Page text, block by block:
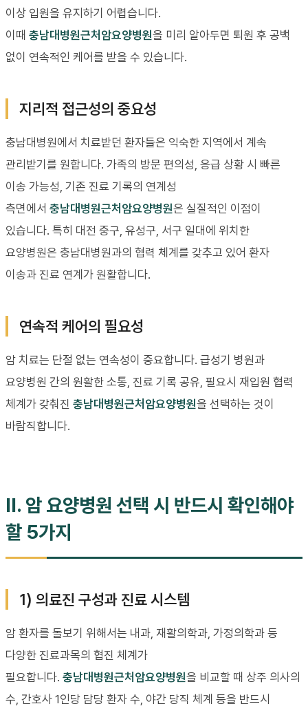
이상 입원을 유지하기 어렵습니다.
이때 충남대병원근처암요양병원을 미리 알아두면 퇴원 후 공백
없이 연속적인 케어를 받을 수 있습니다.
지리적 접근성의 중요성
충남대병원에서 치료받던 환자들은 익숙한 지역에서 계속
관리받기를 원합니다. 가족의 방문 편의성, 응급 상황 시 빠른
이송 가능성, 기존 진료 기록의 연계성
측면에서 충남대병원근처암요양병원은 실질적인 이점이
있습니다. 특히 대전 중구, 유성구, 서구 일대에 위치한
요양병원은 충남대병원과의 협력 체계를 갖추고 있어 환자
이송과 진료 연계가 원활합니다.
연속적 케어의 필요성
암 치료는 단절 없는 연속성이 중요합니다. 급성기 병원과
요양병원 간의 원활한 소통, 진료 기록 공유, 필요시 재입원 협력
체계가 갖춰진 충남대병원근처암요양병원을 선택하는 것이
바람직합니다.
II. 암 요양병원 선택 시 반드시 확인해야
할 5가지
1) 의료진 구성과 진료 시스템
암 환자를 돌보기 위해서는 내과, 재활의학과, 가정의학과 등
다양한 진료과목의 협진 체계가
필요합니다. 충남대병원근처암요양병원을 비교할 때 상주 의사의
수, 간호사 1인당 담당 환자 수, 야간 당직 체계 등을 반드시